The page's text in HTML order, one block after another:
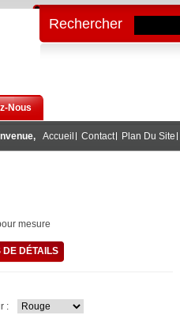
Nous
Accueil Contact Plan Du Site
Rechercher
mesure
DE DÉTAILS
: